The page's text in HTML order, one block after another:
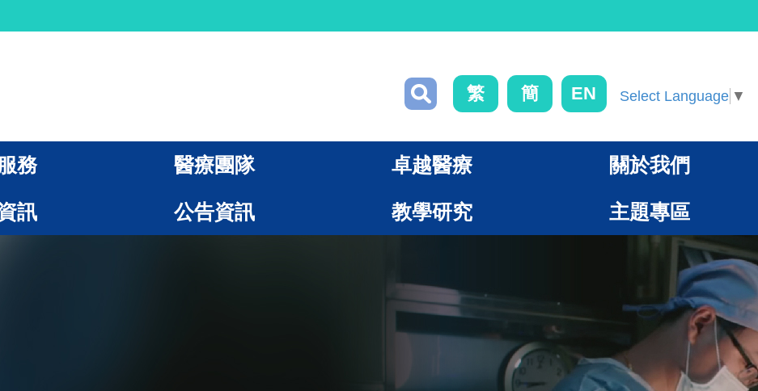
繁 簡 EN Select Language ▼
務 醫療團隊 卓越醫療 關於我們
訊 公告資訊 教學研究 主題專區